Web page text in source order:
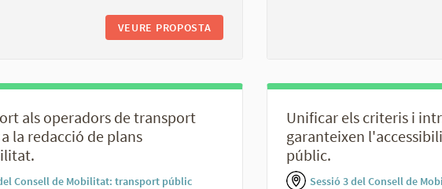
VEURE PROPOSTA AMPLIAR LA BAIXADA A DEMANDA PER A
als operadors de transport
la redacció de plans
Consell de Mobilitat: transport públic
Unificar els criteris i
garanteixen
públic.
Sessió 3 del Consell de